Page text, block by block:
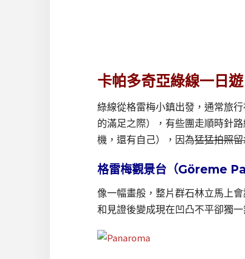
卡帕多奇亞綠線一日
綠線從格雷梅小鎮出發，通常旅
的滿足之際），有些團走順時針
機，還有自己），因為猛猛拍照
格雷梅觀景台（Göreme
像一幅畫般，整片群石林立馬上
和見證後變成現在凹凸不平卻獨一